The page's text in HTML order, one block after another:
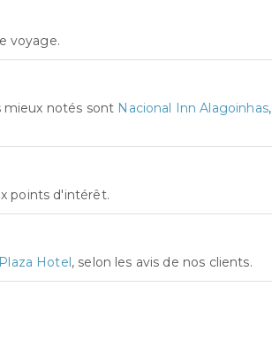
voyage.
mieux notés sont Nacional Inn Alagoinhas,
points d'intérêt.
Hotel, selon les avis de nos clients.